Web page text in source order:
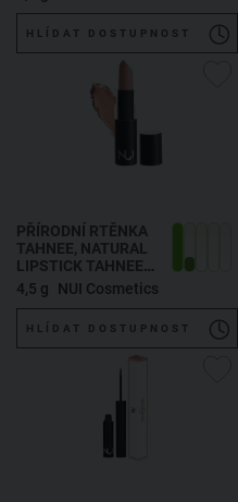
HLÍDAT DOSTUPNOST
PŘÍRODNÍ RTĚNKA
TAHNEE , NATURAL
LIPSTICK TAHNEE
4,5 G
4,5 g NUI Cosmetics
HLÍDAT DOSTUPNOST